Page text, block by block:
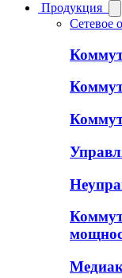
Продукция
Сетевое